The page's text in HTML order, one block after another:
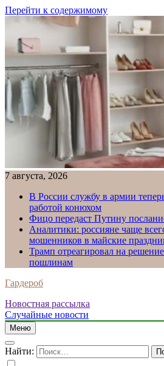
Перейти к содержимому
7 августа, 2026
В России службу в армии
работой конюхом
Фицо передаст Путину
Аналитики: россияне чаще
мошенников в майские
Трамп отреагировал на
пошлинам
Гардероб
Новостная рассылка
Случайные новости
Меню
Найти: